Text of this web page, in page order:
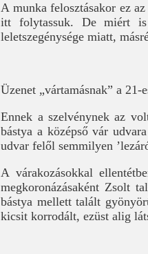
A munka felosztásakor ez
itt folytassuk. De miért is
leletszegénysége miatt,
Üzenet „vártamásnak” a 21-
Ennek a szelvénynek az
bástya a középső vár
udvar felől semmilyen
A várakozásokkal
megkoronázásaként Zsolt
bástya mellett talált
kicsit korrodált, ezüst alig